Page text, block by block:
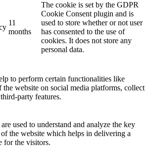
11
months
The cookie is set by the GDPR
Cookie Consent plugin and is
used to store whether or not user
has consented to the use of
cookies. It does not store any
personal data.
to perform certain functionalities like
the website on social media platforms, collect
party features.
used to understand and analyze the key
the website which helps in delivering a
for the visitors.